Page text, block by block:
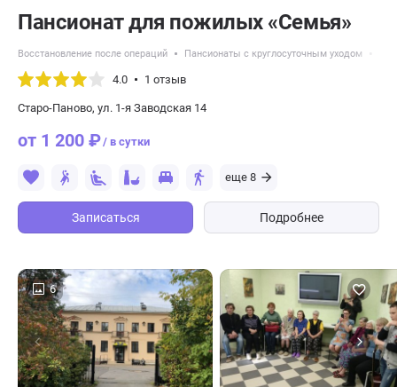
Пансионат для пожилых «Семья»
Восстановление после операций Пансионаты с круглосуточным уходом
4.0 1 отзыв
Старо-Паново, ул. 1-я Заводская 14
от 1 200 ₽/ в сутки
еще 8
Записаться Подробнее
6